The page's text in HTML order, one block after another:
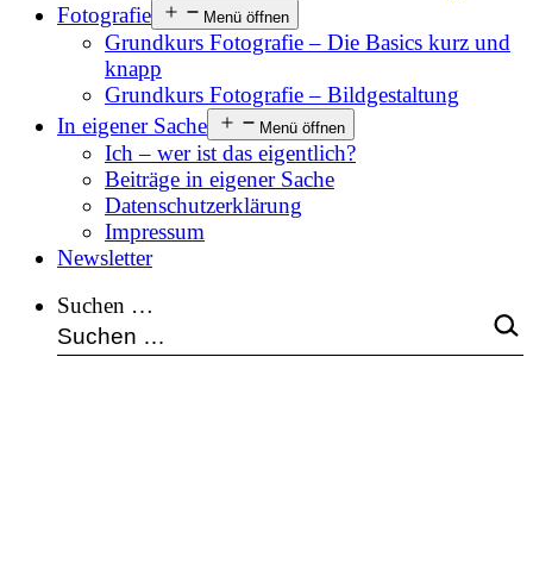
Fotografie
Menü öffnen
Grundkurs Fotografie – Die Basics kurz und
knapp
Grundkurs Fotografie – Bildgestaltung
In eigener Sache
Menü öffnen
Ich – wer ist das eigentlich?
Beiträge in eigener Sache
Datenschutzerklärung
Impressum
Newsletter
Suchen …